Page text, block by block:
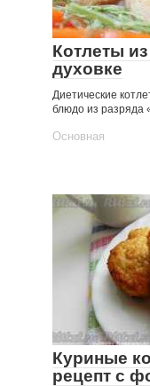
Котлеты
духовке
Диетические
блюдо из разряда
Основная
Куриные
рецепт с